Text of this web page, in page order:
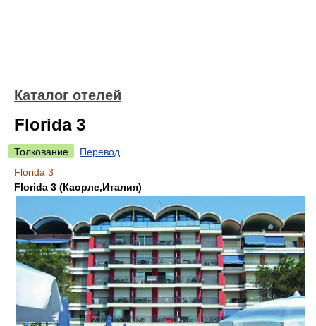
Каталог отелей
Florida 3
Толкование
Перевод
Florida 3
Florida 3 (Каорле,Италия)